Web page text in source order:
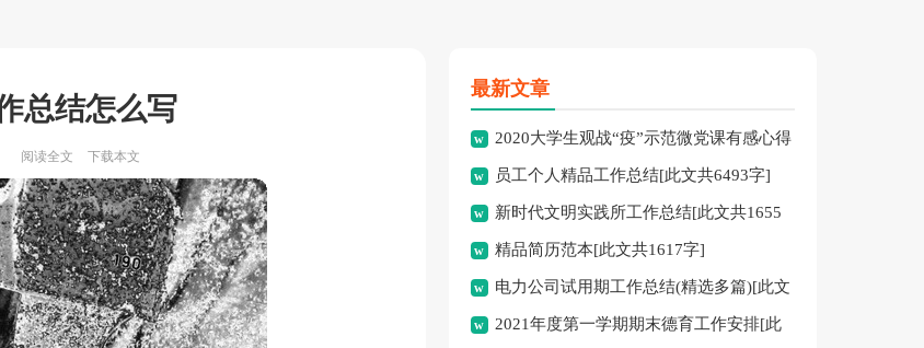
总结怎么写
阅读全文 下载本文
最新文章
2020大学生观战“疫”示范微党课有感心得
体会多篇[此文共4165字]
员工个人精品工作总结[此文共6493字]
新时代文明实践所工作总结[此文共1655
字] 精品简历范本[此文共1617字]
电力公司试用期工作总结(精选多篇)[此文
共13048字]
2021年度第一学期期末德育工作安排[此